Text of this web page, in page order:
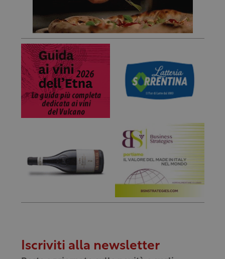
Iscriviti alla newsletter